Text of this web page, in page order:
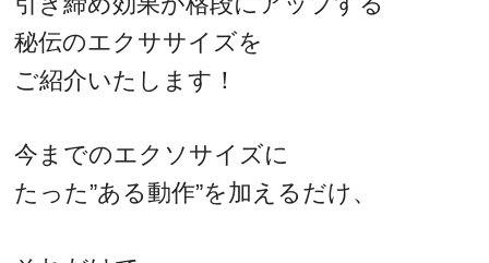
秘伝のエクササイズを
ご紹介いたします！
今までのエクソサイズに
たった”ある動作”を加えるだけ、